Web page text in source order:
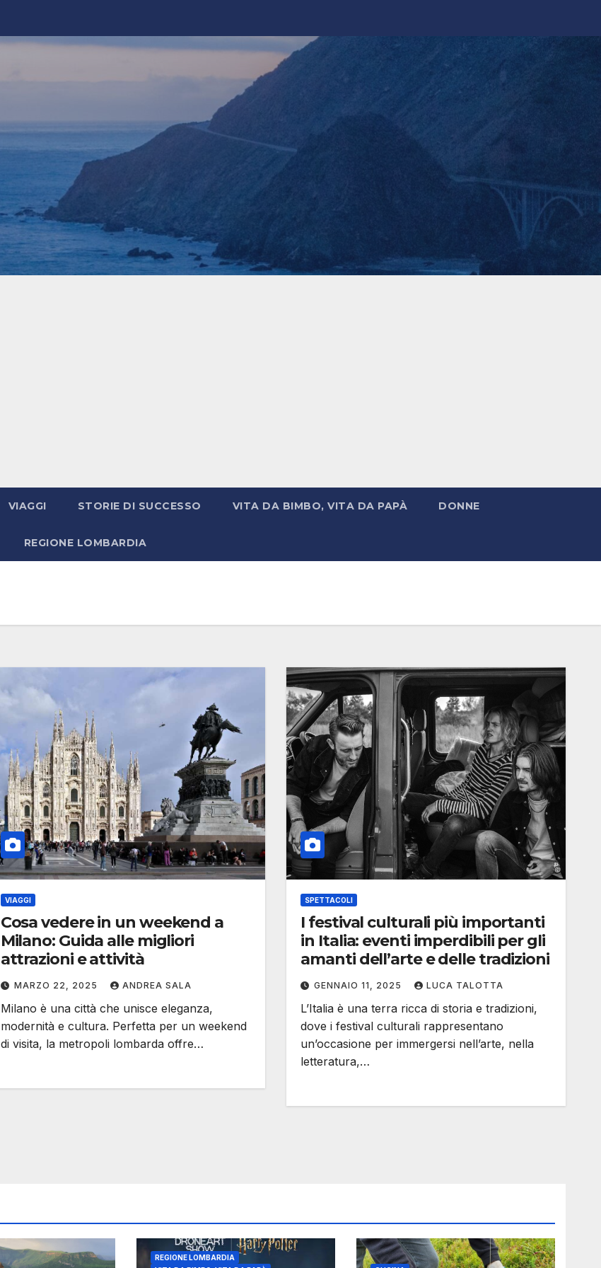
VIAGGI STORIE DI SUCCESSO VITA DA BIMBO, VITA DA PAPÀ DONNE
REGIONE LOMBARDIA
VIAGGI
Cosa vedere in un weekend a
Milano: Guida alle migliori
attrazioni e attività
MARZO 22, 2025 ANDREA SALA
Milano è una città che unisce eleganza,
modernità e cultura. Perfetta per un weekend
di visita, la metropoli lombarda offre…
SPETTACOLI
I festival culturali più importanti
in Italia: eventi imperdibili per gli
amanti dell’arte e delle tradizioni
GENNAIO 11, 2025 LUCA TALOTTA
L’Italia è una terra ricca di storia e tradizioni,
dove i festival culturali rappresentano
un’occasione per immergersi nell’arte, nella
letteratura,…
REGIONE LOMBARDIA